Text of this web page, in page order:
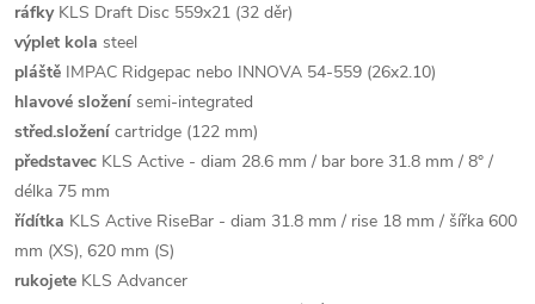
ráfkyKLS Draft Disc 559x21 (32 děr)
výplet kola steel
pláště IMPAC Ridgepac nebo INNOVA 54-559 (26x2.10)
hlavové složení semi-integrated
střed.složení cartridge (122 mm)
představec KLS Active - diam 28.6 mm / bar bore 31.8 mm / 8° /
délka 75 mm
řídítka KLS Active RiseBar - diam 31.8 mm / rise 18 mm / šířka 600
mm (XS), 620 mm (S)
rukojete KLS Advancer